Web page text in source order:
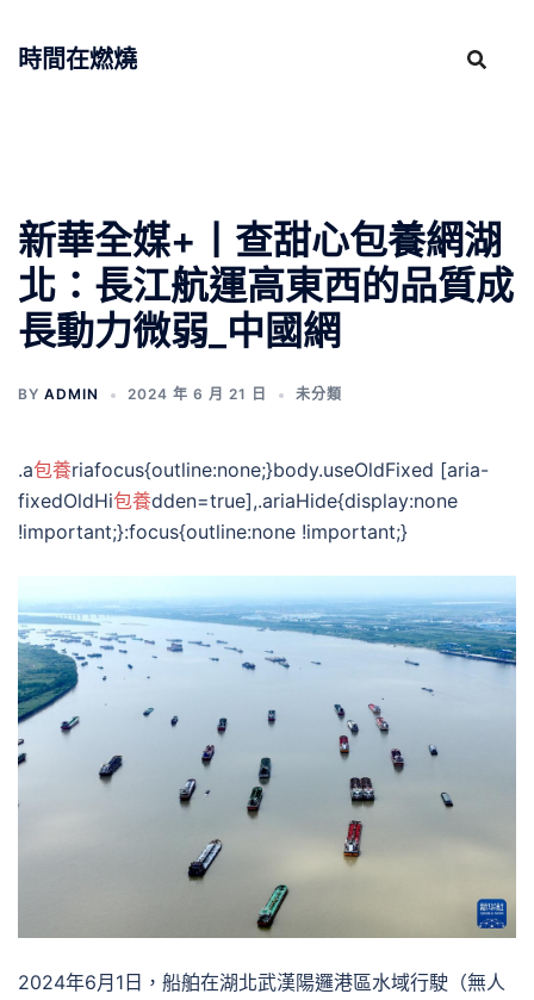
時間在燃燒
新華全媒+丨查甜心包養網湖
北：長江航運高東西的品質成
長動力微弱_中國網
BY ADMIN 2024 年 6 月 21 日 未分類
.a包養riafocus{outline:none;}body.useOldFixed [aria-
fixedOldHi包養dden=true],.ariaHide{display:none
!important;}:focus{outline:none !important;}
2024年6月1日，船舶在湖北武漢陽邏港區水域行駛（無人